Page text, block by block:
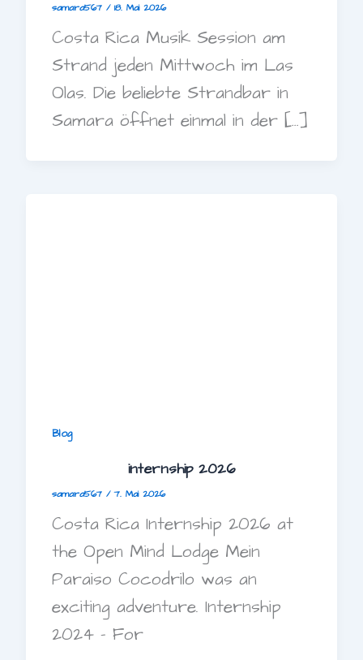
samara567 / 18. Mai 2026
Costa Rica Musik Session am
Strand jeden Mittwoch im Las
Olas. Die beliebte Strandbar in
Samara öffnet einmal in der […]
Blog
internship 2026
samara567 /7. Mai 2026
Costa Rica Internship 2026 at
the Open Mind Lodge Mein
Paraiso Cocodrilo was an
exciting adventure. Internship
2024 – For